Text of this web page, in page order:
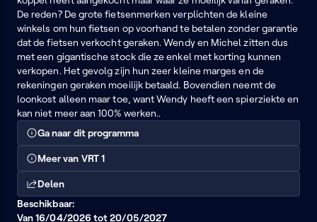
De reden? De grote fietsenmerken verplichten de kleine
winkels om hun fietsen op voorhand te betalen zonder garantie
dat de fietsen verkocht geraken. Wendy en Michel zitten dus
met een gigantische stock die ze enkel met korting kunnen
verkopen. Het gevolg zijn hun zeer kleine marges en de
rekeningen geraken moeilijk betaald. Bovendien neemt de
loonkost alleen maar toe, want Wendy heeft een spierziekte en
kan niet meer aan 100% werken..
Ga naar dit programma
Meer van VRT 1
Delen
Beschikbaar:
Van 16/04/2026 tot 20/05/2027